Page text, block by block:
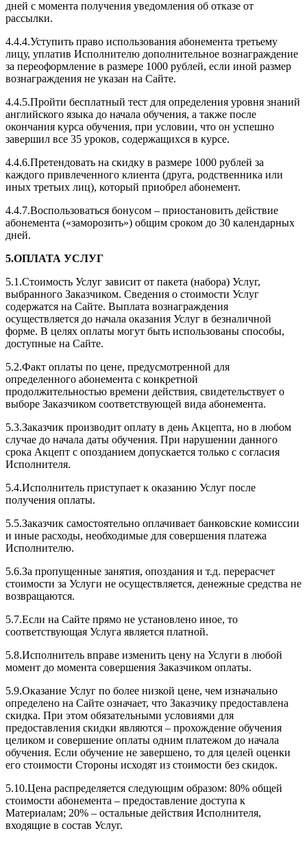
дней с момента получения уведомления об отказе от
рассылки.
4.4.4.Уступить право использования абонемента третьему
лицу, уплатив Исполнителю дополнительное вознаграждение
за переоформление в размере 1000 рублей, если иной размер
вознаграждения не указан на Сайте.
4.4.5.Пройти бесплатный тест для определения уровня знаний
английского языка до начала обучения, а также после
окончания курса обучения, при условии, что он успешно
завершил все 35 уроков, содержащихся в курсе.
4.4.6.Претендовать на скидку в размере 1000 рублей за
каждого привлеченного клиента (друга, родственника или
иных третьих лиц), который приобрел абонемент.
4.4.7.Воспользоваться бонусом – приостановить действие
абонемента («заморозить») общим сроком до 30 календарных
дней.
5.ОПЛАТА УСЛУГ
5.1.Стоимость Услуг зависит от пакета (набора) Услуг,
выбранного Заказчиком. Сведения о стоимости Услуг
содержатся на Сайте. Выплата вознаграждения
осуществляется до начала оказания Услуг в безналичной
форме. В целях оплаты могут быть использованы способы,
доступные на Сайте.
5.2.Факт оплаты по цене, предусмотренной для
определенного абонемента с конкретной
продолжительностью времени действия, свидетельствует о
выборе Заказчиком соответствующей вида абонемента.
5.3.Заказчик производит оплату в день Акцепта, но в любом
случае до начала даты обучения. При нарушении данного
срока Акцепт с опозданием допускается только с согласия
Исполнителя.
5.4.Исполнитель приступает к оказанию Услуг после
получения оплаты.
5.5.Заказчик самостоятельно оплачивает банковские комиссии
и иные расходы, необходимые для совершения платежа
Исполнителю.
5.6.За пропущенные занятия, опоздания и т.д. перерасчет
стоимости за Услуги не осуществляется, денежные средства не
возвращаются.
5.7.Если на Сайте прямо не установлено иное, то
соответствующая Услуга является платной.
5.8.Исполнитель вправе изменить цену на Услуги в любой
момент до момента совершения Заказчиком оплаты.
5.9.Оказание Услуг по более низкой цене, чем изначально
определено на Сайте означает, что Заказчику предоставлена
скидка. При этом обязательными условиями для
предоставления скидки являются – прохождение обучения
целиком и совершение оплаты одним платежом до начала
обучения. Если обучение не завершено, то для целей оценки
его стоимости Стороны исходят из стоимости без скидок.
5.10.Цена распределяется следующим образом: 80% общей
стоимости абонемента – предоставление доступа к
Материалам; 20% – остальные действия Исполнителя,
входящие в состав Услуг.